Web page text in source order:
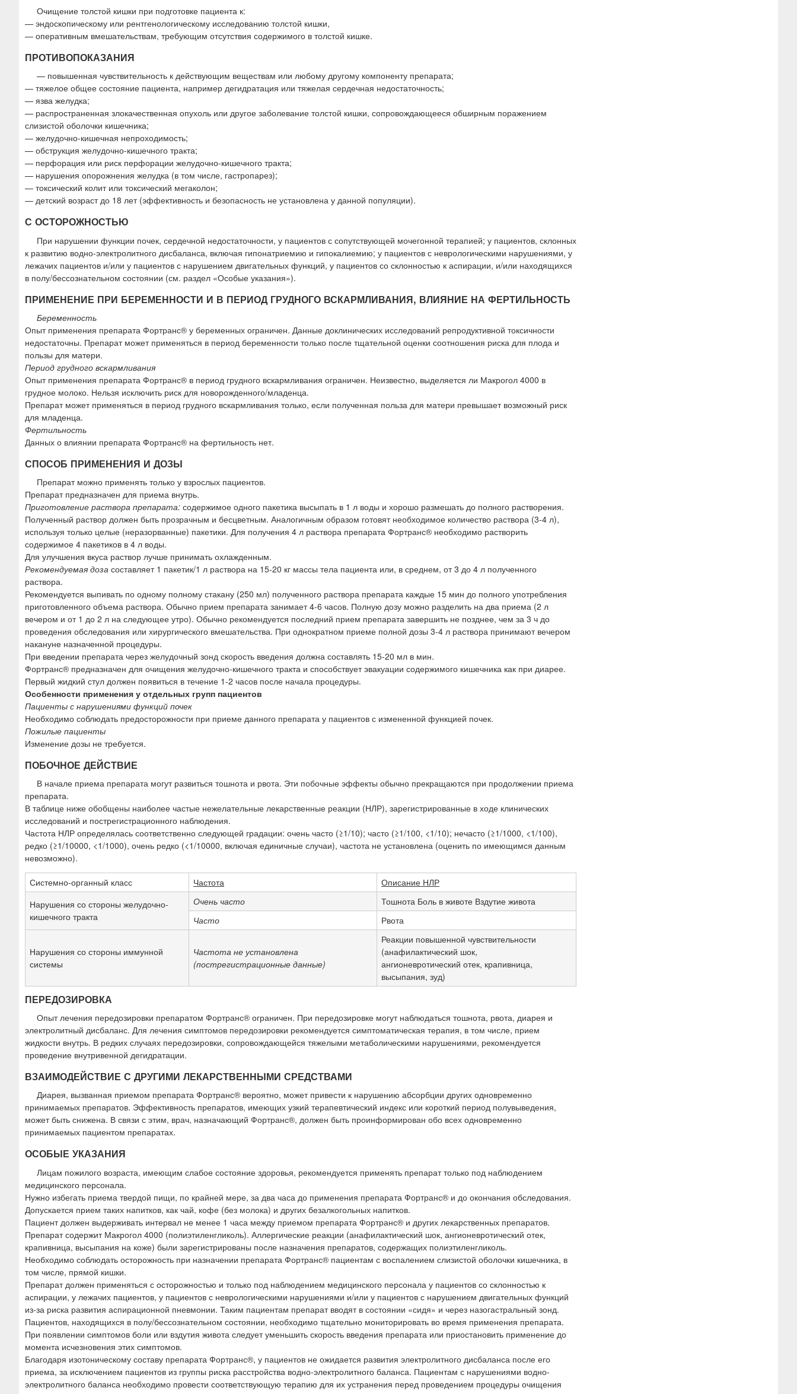
Очищение толстой кишки при подготовке пациента к:
— эндоскопическому или рентгенологическому исследованию толстой кишки,
— оперативным вмешательствам, требующим отсутствия содержимого в толстой кишке.
ПРОТИВОПОКАЗАНИЯ
— повышенная чувствительность к действующим веществам или любому другому компоненту препарата;
— тяжелое общее состояние пациента, например дегидратация или тяжелая сердечная недостаточность;
— язва желудка;
— распространенная злокачественная опухоль или другое заболевание толстой кишки, сопровождающееся обширным поражением
слизистой оболочки кишечника;
— желудочно-кишечная непроходимость;
— обструкция желудочно-кишечного тракта;
— перфорация или риск перфорации желудочно-кишечного тракта;
— нарушения опорожнения желудка (в том числе, гастропарез);
— токсический колит или токсический мегаколон;
— детский возраст до 18 лет (эффективность и безопасность не установлена у данной популяции).
С ОСТОРОЖНОСТЬЮ
При нарушении функции почек, сердечной недостаточности, у пациентов с сопутствующей мочегонной терапией; у пациентов, склонных
к развитию водно-электролитного дисбаланса, включая гипонатриемию и гипокалиемию; у пациентов с неврологическими нарушениями, у
лежачих пациентов и/или у пациентов с нарушением двигательных функций, у пациентов со склонностью к аспирации, и/или находящихся
в полу/бессознательном состоянии (см. раздел «Особые указания»).
ПРИМЕНЕНИЕ ПРИ БЕРЕМЕННОСТИ И В ПЕРИОД ГРУДНОГО ВСКАРМЛИВАНИЯ, ВЛИЯНИЕ НА ФЕРТИЛЬНОСТЬ
Беременность
Опыт применения препарата Фортранс® у беременных ограничен. Данные доклинических исследований репродуктивной токсичности
недостаточны. Препарат может применяться в период беременности только после тщательной оценки соотношения риска для плода и
пользы для матери.
Период грудного вскармливания
Опыт применения препарата Фортранс® в период грудного вскармливания ограничен. Неизвестно, выделяется ли Макрогол 4000 в
грудное молоко. Нельзя исключить риск для новорожденного/младенца.
Препарат может применяться в период грудного вскармливания только, если полученная польза для матери превышает возможный риск
для младенца.
Фертильность
Данных о влиянии препарата Фортранс® на фертильность нет.
СПОСОБ ПРИМЕНЕНИЯ И ДОЗЫ
Препарат можно применять только у взрослых пациентов.
Препарат предназначен для приема внутрь.
Приготовление раствора препарата: содержимое одного пакетика высыпать в 1 л воды и хорошо размешать до полного растворения.
Полученный раствор должен быть прозрачным и бесцветным. Аналогичным образом готовят необходимое количество раствора (3-4 л),
используя только целые (неразорванные) пакетики. Для получения 4 л раствора препарата Фортранс® необходимо растворить
содержимое 4 пакетиков в 4 л воды.
Для улучшения вкуса раствор лучше принимать охлажденным.
Рекомендуемая доза составляет 1 пакетик/1 л раствора на 15-20 кг массы тела пациента или, в среднем, от 3 до 4 л полученного
раствора.
Рекомендуется выпивать по одному полному стакану (250 мл) полученного раствора препарата каждые 15 мин до полного употребления
приготовленного объема раствора. Обычно прием препарата занимает 4-6 часов. Полную дозу можно разделить на два приема (2 л
вечером и от 1 до 2 л на следующее утро). Обычно рекомендуется последний прием препарата завершить не позднее, чем за 3 ч до
проведения обследования или хирургического вмешательства. При однократном приеме полной дозы 3-4 л раствора принимают вечером
накануне назначенной процедуры.
При введении препарата через желудочный зонд скорость введения должна составлять 15-20 мл в мин.
Фортранс® предназначен для очищения желудочно-кишечного тракта и способствует эвакуации содержимого кишечника как при диарее.
Первый жидкий стул должен появиться в течение 1-2 часов после начала процедуры.
Особенности применения у отдельных групп пациентов
Пациенты с нарушениями функций почек
Необходимо соблюдать предосторожности при приеме данного препарата у пациентов с измененной функцией почек.
Пожилые пациенты
Изменение дозы не требуется.
ПОБОЧНОЕ ДЕЙСТВИЕ
В начале приема препарата могут развиться тошнота и рвота. Эти побочные эффекты обычно прекращаются при продолжении приема
препарата.
В таблице ниже обобщены наиболее частые нежелательные лекарственные реакции (НЛР), зарегистрированные в ходе клинических
исследований и пострегистрационного наблюдения.
Частота НЛР определялась соответственно следующей градации: очень часто (≥1/10); часто (≥1/100, <1/10); нечасто (≥1/1000, <1/100),
редко (≥1/10000, <1/1000), очень редко (<1/10000, включая единичные случаи), частота не установлена (оценить по имеющимся данным
невозможно).
Системно-органный класс Частота
Описание НЛР
Нарушения со стороны желудочно-
кишечного тракта
Очень часто
Тошнота Боль в животе Вздутие живота
Часто
Рвота
Нарушения со стороны иммунной
системы
Частота не установлена
(пострегистрационные данные)
Реакции повышенной чувствительности
(анафилактический шок,
ангионевротический отек, крапивница,
высыпания, зуд)
ПЕРЕДОЗИРОВКА
Опыт лечения передозировки препаратом Фортранс® ограничен. При передозировке могут наблюдаться тошнота, рвота, диарея и
электролитный дисбаланс. Для лечения симптомов передозировки рекомендуется симптоматическая терапия, в том числе, прием
жидкости внутрь. В редких случаях передозировки, сопровождающейся тяжелыми метаболическими нарушениями, рекомендуется
проведение внутривенной дегидратации.
ВЗАИМОДЕЙСТВИЕ С ДРУГИМИ ЛЕКАРСТВЕННЫМИ СРЕДСТВАМИ
Диарея, вызванная приемом препарата Фортранс® вероятно, может привести к нарушению абсорбции других одновременно
принимаемых препаратов. Эффективность препаратов, имеющих узкий терапевтический индекс или короткий период полувыведения,
может быть снижена. В связи с этим, врач, назначающий Фортранс®, должен быть проинформирован обо всех одновременно
принимаемых пациентом препаратах.
ОСОБЫЕ УКАЗАНИЯ
Лицам пожилого возраста, имеющим слабое состояние здоровья, рекомендуется применять препарат только под наблюдением
медицинского персонала.
Нужно избегать приема твердой пищи, по крайней мере, за два часа до применения препарата Фортранс® и до окончания обследования.
Допускается прием таких напитков, как чай, кофе (без молока) и других безалкогольных напитков.
Пациент должен выдерживать интервал не менее 1 часа между приемом препарата Фортранс® и других лекарственных препаратов.
Препарат содержит Макрогол 4000 (полиэтиленгликоль). Аллергические реакции (анафилактический шок, ангионевротический отек,
крапивница, высыпания на коже) были зарегистрированы после назначения препаратов, содержащих полиэтиленгликоль.
Необходимо соблюдать осторожность при назначении препарата Фортранс® пациентам с воспалением слизистой оболочки кишечника, в
том числе, прямой кишки.
Препарат должен применяться с осторожностью и только под наблюдением медицинского персонала у пациентов со склонностью к
аспирации, у лежачих пациентов, у пациентов с неврологическими нарушениями и/или у пациентов с нарушением двигательных функций
из-за риска развития аспирационной пневмонии. Таким пациентам препарат вводят в состоянии «сидя» и через назогастральный зонд.
Пациентов, находящихся в полу/бессознательном состоянии, необходимо тщательно мониторировать во время применения препарата.
При появлении симптомов боли или вздутия живота следует уменьшить скорость введения препарата или приостановить применение до
момента исчезновения этих симптомов.
Благодаря изотоническому составу препарата Фортранс®, у пациентов не ожидается развития электролитного дисбаланса после его
приема, за исключением пациентов из группы риска расстройства водно-электролитного баланса. Пациентам с нарушениями водно-
электролитного баланса необходимо провести соответствующую терапию для их устранения перед проведением процедуры очищения